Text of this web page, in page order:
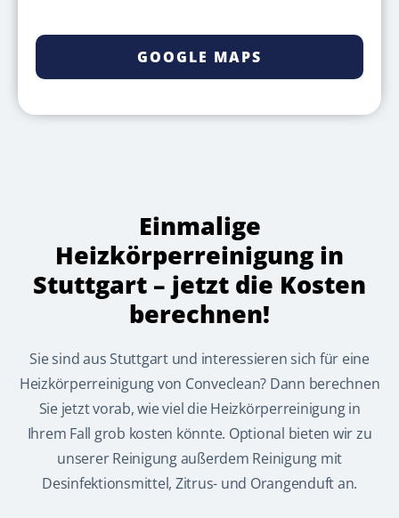
GOOGLE MAPS
Einmalige
Heizkörperreinigung in
Stuttgart – jetzt die Kosten
berechnen!
Sie sind aus Stuttgart und interessieren sich für eine
Heizkörperreinigung von Conveclean? Dann berechnen
Sie jetzt vorab, wie viel die Heizkörperreinigung in
Ihrem Fall grob kosten könnte. Optional bieten wir zu
unserer Reinigung außerdem Reinigung mit
Desinfektionsmittel, Zitrus- und Orangenduft an.